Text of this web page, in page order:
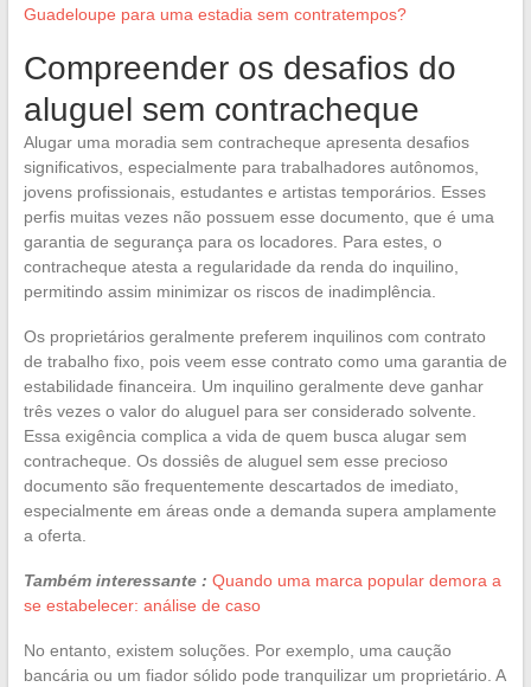
Guadeloupe para uma estadia sem contratempos?
Compreender os desafios do
aluguel sem contracheque
Alugar uma moradia sem contracheque apresenta desafios
significativos, especialmente para trabalhadores autônomos,
jovens profissionais, estudantes e artistas temporários. Esses
perfis muitas vezes não possuem esse documento, que é uma
garantia de segurança para os locadores. Para estes, o
contracheque atesta a regularidade da renda do inquilino,
permitindo assim minimizar os riscos de inadimplência.
Os proprietários geralmente preferem inquilinos com contrato
de trabalho fixo, pois veem esse contrato como uma garantia de
estabilidade financeira. Um inquilino geralmente deve ganhar
três vezes o valor do aluguel para ser considerado solvente.
Essa exigência complica a vida de quem busca alugar sem
contracheque. Os dossiês de aluguel sem esse precioso
documento são frequentemente descartados de imediato,
especialmente em áreas onde a demanda supera amplamente
a oferta.
Também interessante : Quando uma marca popular demora a
se estabelecer: análise de caso
No entanto, existem soluções. Por exemplo, uma caução
bancária ou um fiador sólido pode tranquilizar um proprietário. A